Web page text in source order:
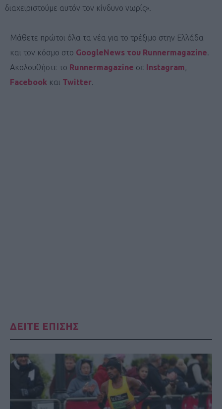
διαχειριστούμε αυτόν τον κίνδυνο νωρίς».
Μάθετε πρώτοι όλα τα νέα για το τρέξιμο στην Ελλάδα
και τον κόσμο στο GoogleNews του Runnermagazine.
Ακολουθήστε το Runnermagazine σε Instagram,
Facebook και Twitter.
ΔΕΙΤΕ ΕΠΙΣΗΣ